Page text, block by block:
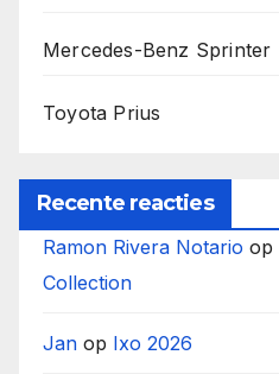
Mercedes-Benz Sprinter
Toyota Prius
Recente reacties
Ramon Rivera Notario op
Collection
Jan op Ixo 2026